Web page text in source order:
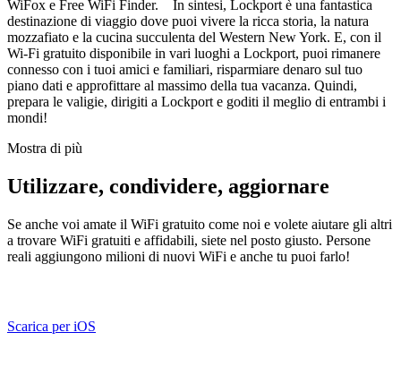
WiFox e Free WiFi Finder. In sintesi, Lockport è una fantastica
destinazione di viaggio dove puoi vivere la ricca storia, la natura
mozzafiato e la cucina succulenta del Western New York. E, con il
Wi-Fi gratuito disponibile in vari luoghi a Lockport, puoi rimanere
connesso con i tuoi amici e familiari, risparmiare denaro sul tuo
piano dati e approfittare al massimo della tua vacanza. Quindi,
prepara le valigie, dirigiti a Lockport e goditi il meglio di entrambi i
mondi!
Mostra di più
Utilizzare, condividere, aggiornare
Se anche voi amate il WiFi gratuito come noi e volete aiutare gli altri
a trovare WiFi gratuiti e affidabili, siete nel posto giusto. Persone
reali aggiungono milioni di nuovi WiFi e anche tu puoi farlo!
Scarica per iOS